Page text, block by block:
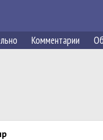
Комментарии